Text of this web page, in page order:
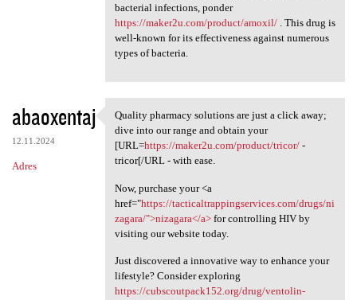
bacterial infections, ponder
https://maker2u.com/product/amoxil/. This drug is
well-known for its effectiveness against numerous
types of bacteria.
abaoxentaj
12.11.2024
Adres
Quality pharmacy solutions
Quality pharmacy solutions are just a click away;
dive into our range and obtain your
[URL=https://maker2u.com/product/tricor/-
tricor[/URL - with ease.
Now, purchase your <a
href="https://tacticaltrappingservices.com/drugs/ni
zagara/">nizagara</a>for controlling HIV by
visiting our website today.
Just discovered a innovative way to enhance your
lifestyle? Consider exploring
https://cubscoutpack152.org/drug/ventolin-